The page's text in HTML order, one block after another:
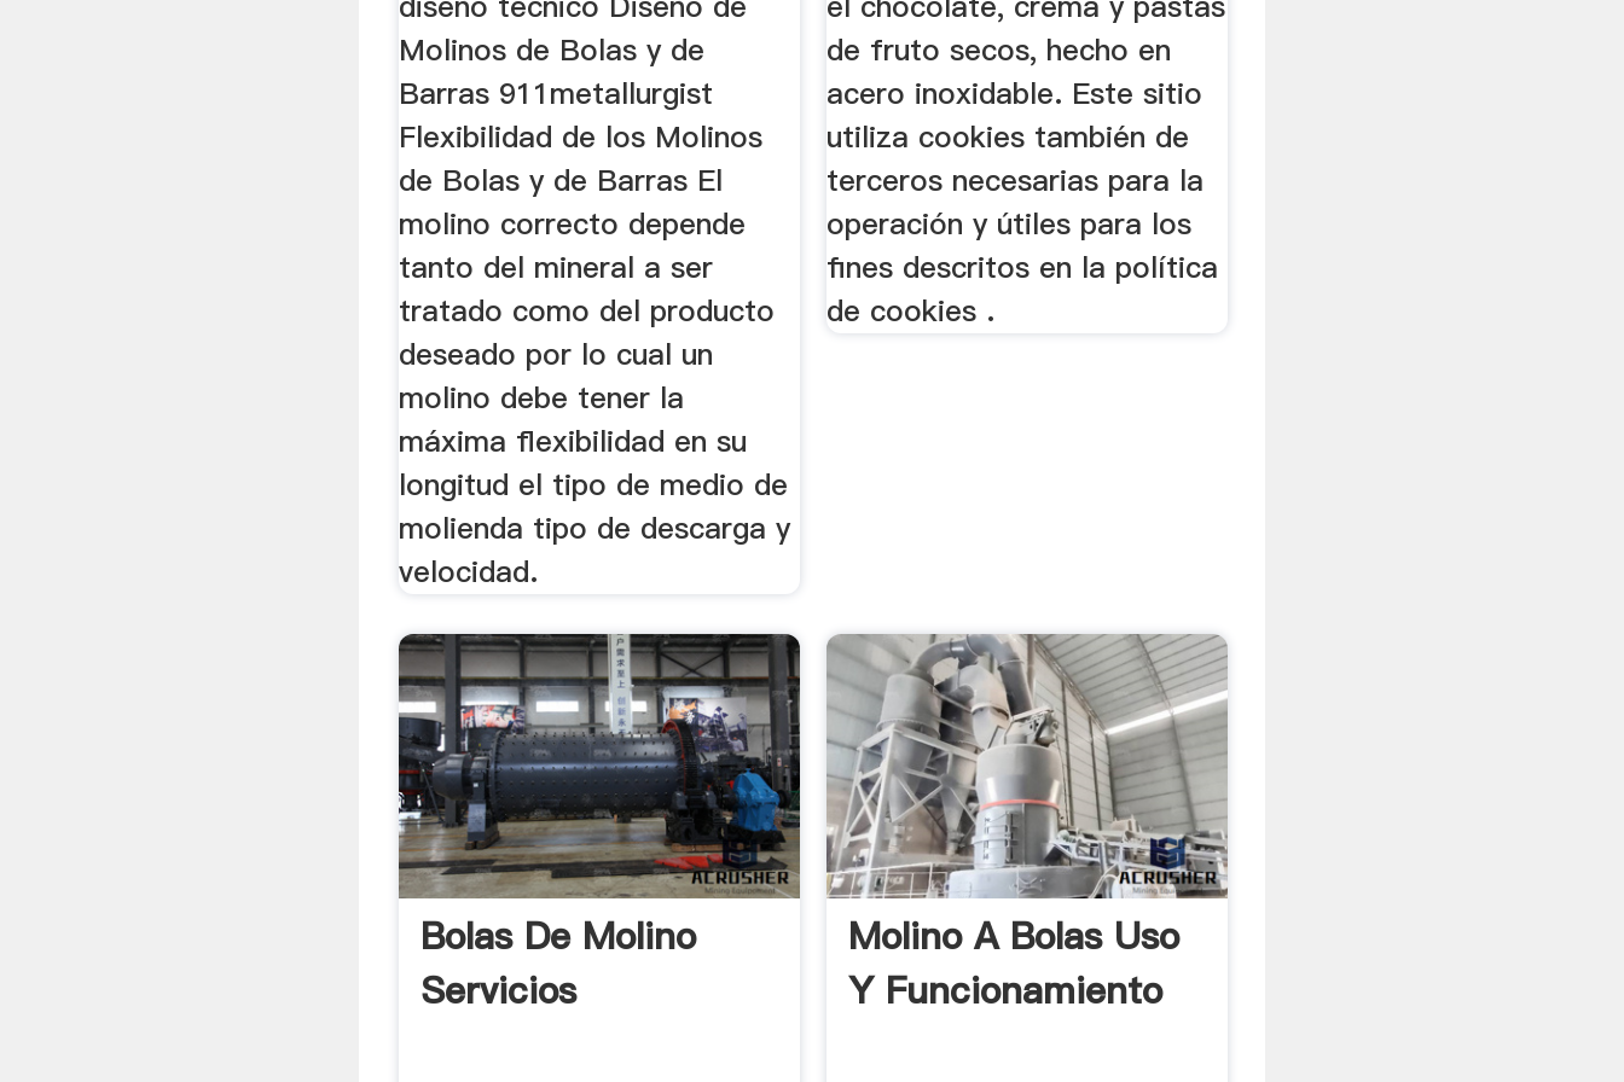
Molinos de Bolas y de
Barras 911metallurgist
Flexibilidad de los Molinos
de Bolas y de Barras El
molino correcto depende
tanto del mineral a ser
tratado como del producto
deseado por lo cual un
molino debe tener la
máxima flexibilidad en su
longitud el tipo de medio de
molienda tipo de descarga y
velocidad.
de fruto secos, hecho en
acero inoxidable. Este sitio
utiliza cookies también de
terceros necesarias para la
operación y útiles para los
fines descritos en la política
de cookies .
Bolas De Molino
Servicios
Molino A Bolas Uso
Y Funcionamiento